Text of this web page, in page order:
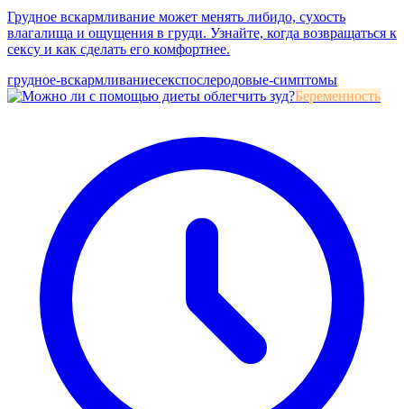
Грудное вскармливание может менять либидо, сухость
влагалища и ощущения в груди. Узнайте, когда возвращаться к
сексу и как сделать его комфортнее.
грудное-вскармливаниесекспослеродовые-симптомы
Беременность